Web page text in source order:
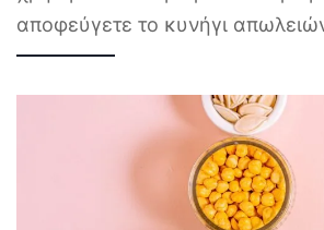
αποφεύγετε το κυνήγι